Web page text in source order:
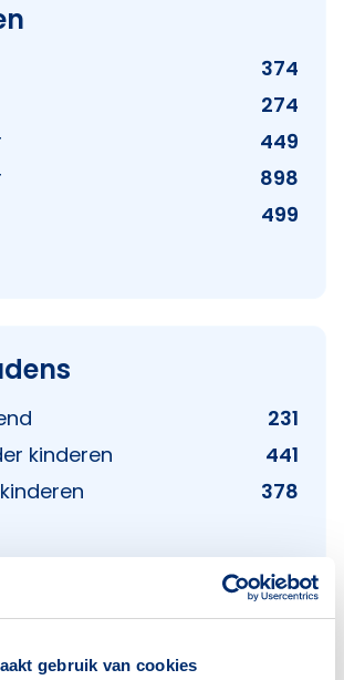
gebruik van cookies
374
274
449
898
499
231
kinderen
441
378